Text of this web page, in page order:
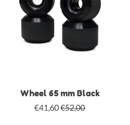
Wheel 65 mm Black
€41,60€52,00